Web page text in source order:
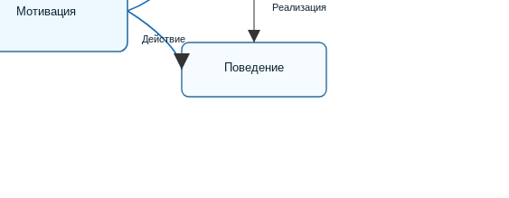
Мотивация
Поведение
Действие
Реализация